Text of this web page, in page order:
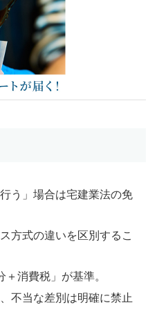
う」場合は宅建業法の免
方式の違いを区別するこ
消費税」が基準。
不当な差別は明確に禁止